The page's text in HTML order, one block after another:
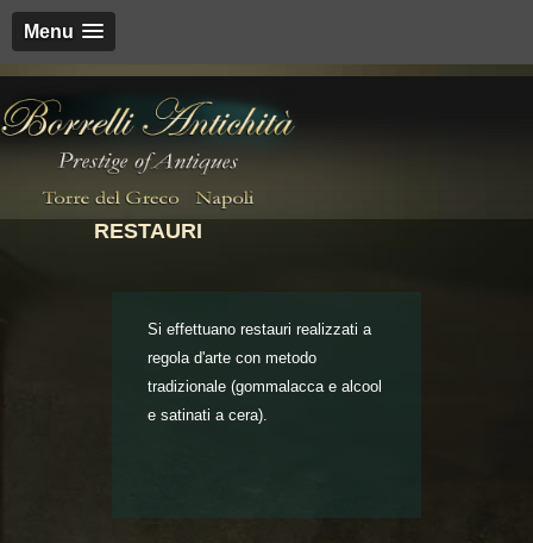
Menu
RESTAURI
Si effettuano restauri realizzati a
regola d'arte con metodo
tradizionale (gommalacca e alcool
e satinati a cera).